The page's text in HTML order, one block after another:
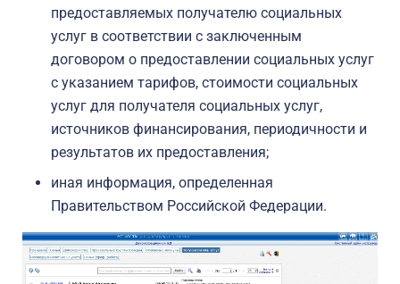
предоставляемых получателю социальных
услуг в соответствии с заключенным
договором о предоставлении социальных услуг
с указанием тарифов, стоимости социальных
услуг для получателя социальных услуг,
источников финансирования, периодичности и
результатов их предоставления;
иная информация, определенная
Правительством Российской Федерации.